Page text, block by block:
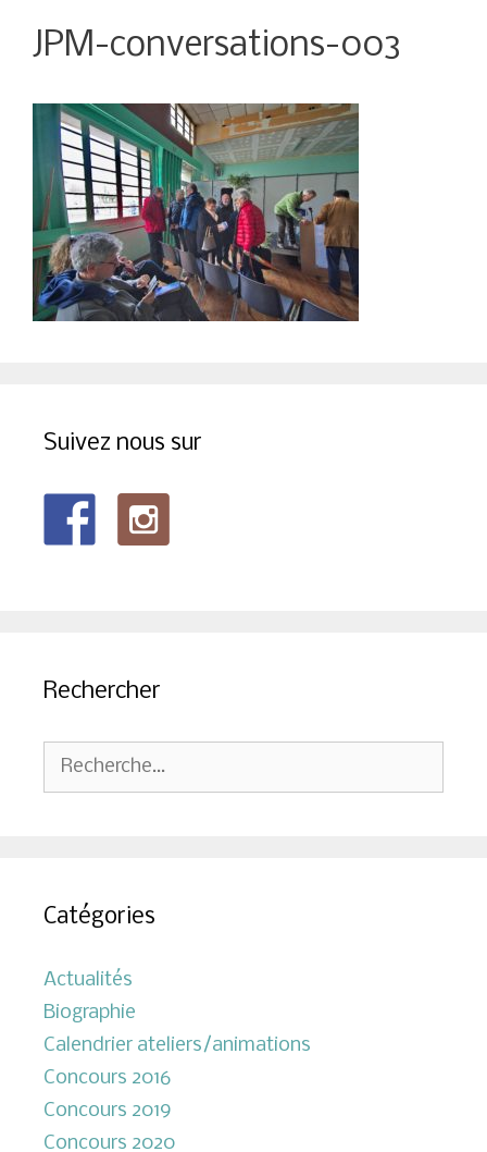
JPM-conversations-003
Suivez nous sur
Rechercher
Rechercher :
Catégories
Actualités
Biographie
Calendrier ateliers/animations
Concours 2016
Concours 2019
Concours 2020